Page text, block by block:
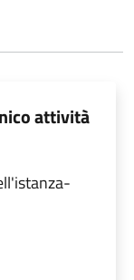
attività